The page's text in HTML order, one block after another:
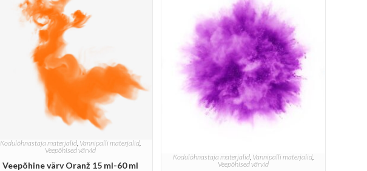
Kodulõhnastaja materjalid Vannipalli materjalid
Veepõhised värvid
Veepõhine värv Oranž 15 ml-60 ml
Kodulõhnastaja materjalid, Vannipalli materjalid,
Veepõhised värvid